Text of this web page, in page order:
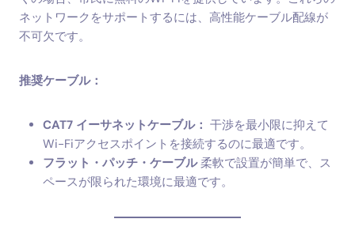
ネットワークをサポートするには、高性能ケーブル配線が
不可欠です。
推奨ケーブル：
CAT7 イーサネットケーブル： 干渉を最小限に抑えて
Wi-Fiアクセスポイントを接続するのに最適です。
フラット・パッチ・ケーブル柔軟で設置が簡単で、ス
ペースが限られた環境に最適です。